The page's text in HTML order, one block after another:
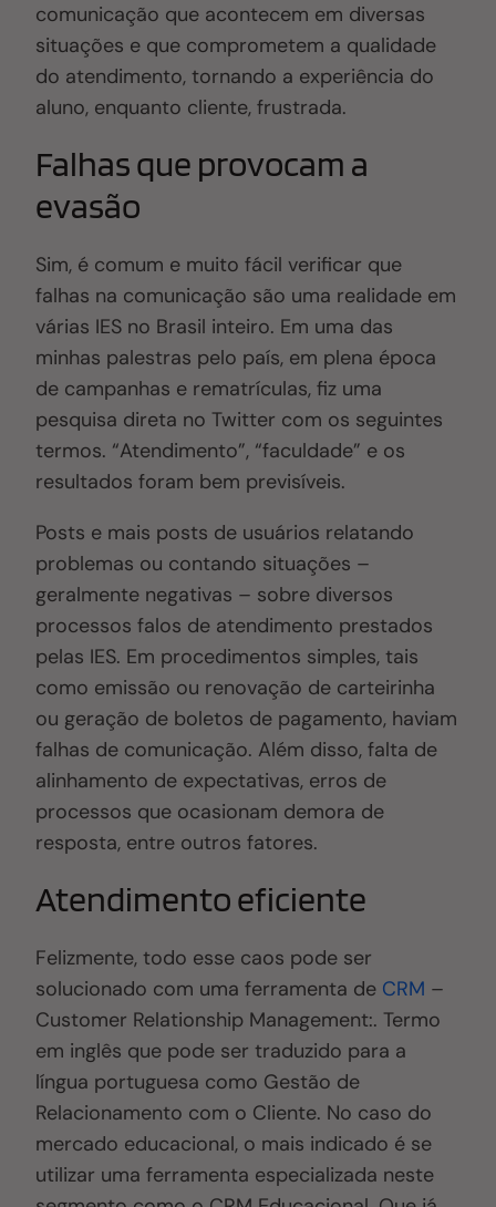
comunicação que acontecem em diversas
situações e que comprometem a qualidade
do atendimento, tornando a experiência do
aluno, enquanto cliente, frustrada.
Falhas que provocam a
evasão
Sim, é comum e muito fácil verificar que
falhas na comunicação são uma realidade em
várias IES no Brasil inteiro. Em uma das
minhas palestras pelo país, em plena época
de campanhas e rematrículas, fiz uma
pesquisa direta no Twitter com os seguintes
termos. “Atendimento”, “faculdade” e os
resultados foram bem previsíveis.
Posts e mais posts de usuários relatando
problemas ou contando situações –
geralmente negativas – sobre diversos
processos falos de atendimento prestados
pelas IES. Em procedimentos simples, tais
como emissão ou renovação de carteirinha
ou geração de boletos de pagamento, haviam
falhas de comunicação. Além disso, falta de
alinhamento de expectativas, erros de
processos que ocasionam demora de
resposta, entre outros fatores.
Atendimento eficiente
Felizmente, todo esse caos pode ser
solucionado com uma ferramenta de CRM –
Customer Relationship Management:. Termo
em inglês que pode ser traduzido para a
língua portuguesa como Gestão de
Relacionamento com o Cliente. No caso do
mercado educacional, o mais indicado é se
utilizar uma ferramenta especializada neste